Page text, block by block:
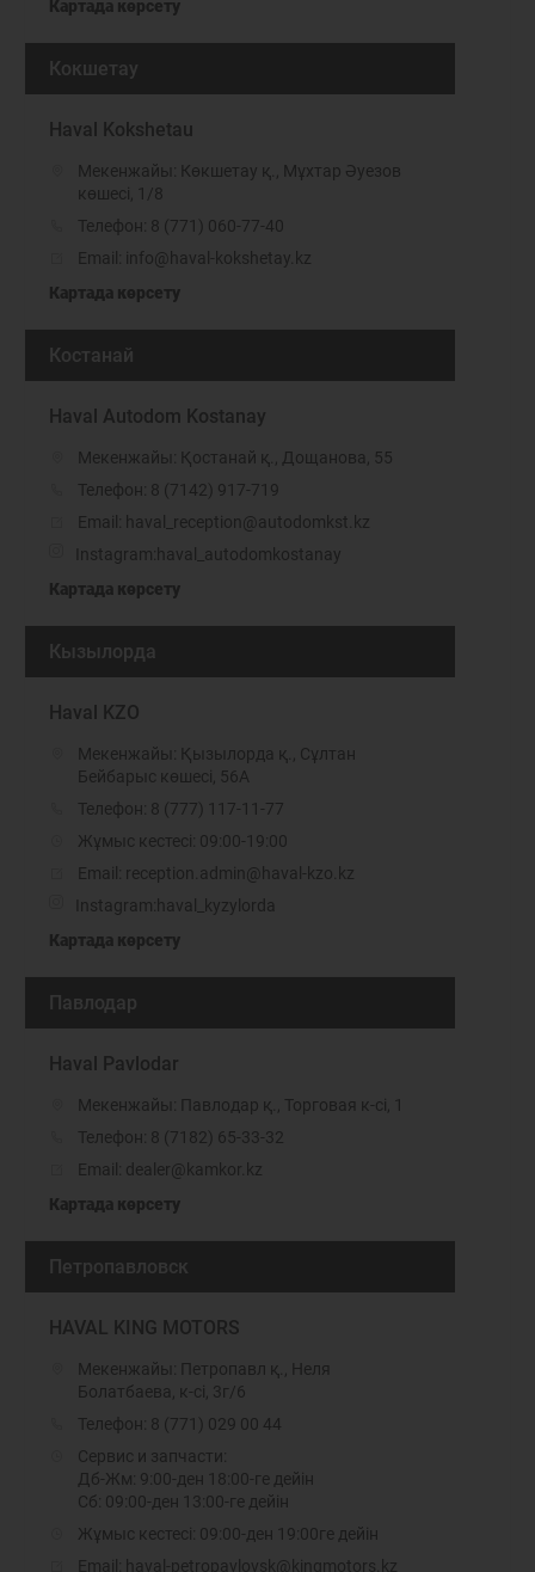
Картада көрсету
Кокшетау
Haval Kokshetau
Мекенжайы: Көкшетау қ., Мұхтар Әуезов
көшесі, 1/8
Телефон: 8 (771) 060-77-40
Email: info@haval-kokshetay.kz
Картада көрсету
Костанай
Haval Autodom Kostanay
Мекенжайы: Қостанай қ., Дощанова, 55
Телефон: 8 (7142) 917-719
Email: haval_reception@autodomkst.kz
Instagram: haval_autodomkostanay
Картада көрсету
Кызылорда
Haval KZO
Мекенжайы: Қызылорда қ., Сұлтан
Бейбарыс көшесі, 56А
Телефон: 8 (777) 117-11-77
Жұмыс кестесі: 09:00-19:00
Email: reception.admin@haval-kzo.kz
Instagram: haval_kyzylorda
Картада көрсету
Павлодар
Haval Pavlodar
Мекенжайы: Павлодар қ., Торговая к-сі, 1
Телефон: 8 (7182) 65-33-32
Email: dealer@kamkor.kz
Картада көрсету
Петропавловск
HAVAL KING MOTORS
Мекенжайы: Петропавл қ., Неля
Болатбаева, к-сі, 3г/6
Телефон: 8 (771) 029 00 44
Сервис и запчасти:
Дб-Жм: 9:00-ден 18:00-ге дейін
Сб: 09:00-ден 13:00-ге дейін
Жұмыс кестесі: 09:00-ден 19:00ге дейін
Email: haval-petropavlovsk@kingmotors.kz